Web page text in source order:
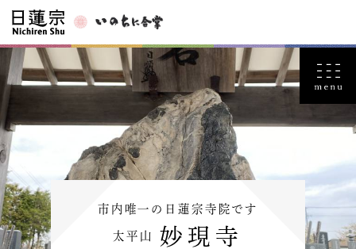
市内唯一の日蓮宗寺院です
太平山 妙現寺